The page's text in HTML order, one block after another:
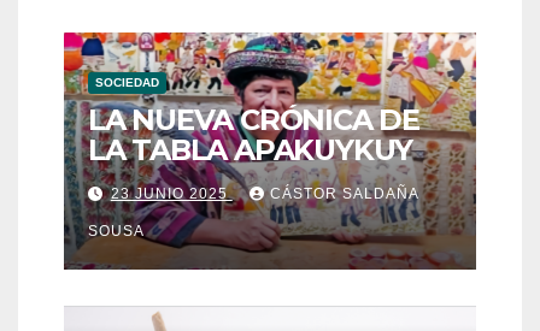
SOCIEDAD
LA NUEVA CRÓNICA DE
LA TABLA APAKUYKUY
23 JUNIO 2025 CÁSTOR SALDAÑA
SOUSA